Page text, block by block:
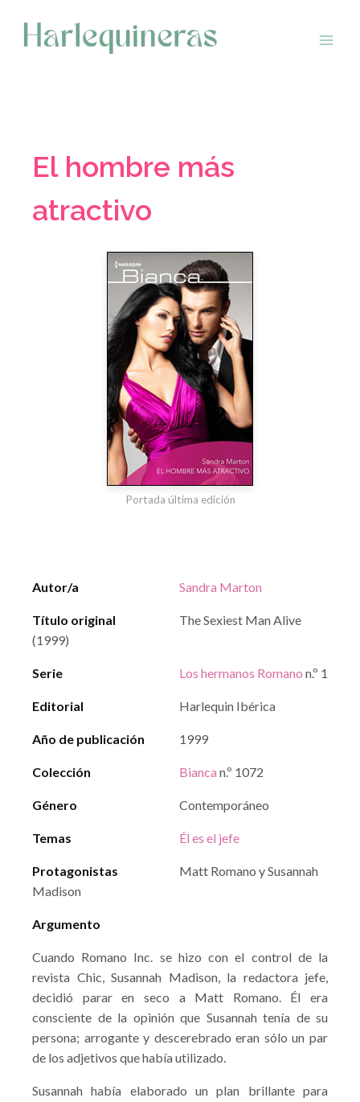
contenido
El hombre más
atractivo
Autor/a Sandra Marton
Título original
The Sexiest Man Alive
(1999)
Serie Los hermanos Romano n.º 1
Editorial Harlequin Ibérica
Año de publicación 1999
Colección Bianca n.º 1072
Género Contemporáneo
Temas Él es el jefe
Protagonistas
Matt Romano y Susannah
Madison
Argumento
Cuando Romano Inc. se hizo con el control de la
revista Chic, Susannah Madison, la redactora jefe,
decidió parar en seco a Matt Romano. Él era
consciente de la opinión que Susannah tenía de su
persona; arrogante y descerebrado eran sólo un par
de los adjetivos que había utilizado.
Susannah había elaborado un plan brillante para
Portada última edición